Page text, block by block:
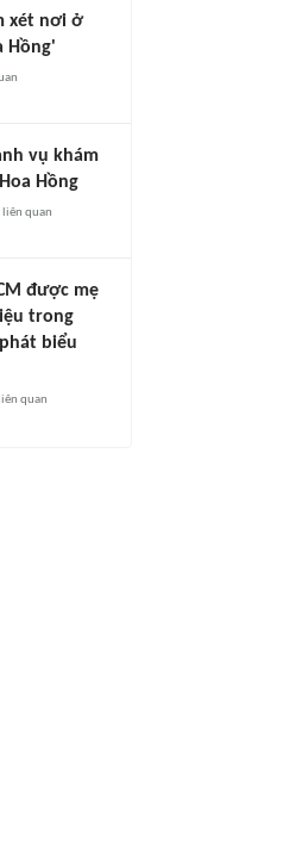
xét nơi ở
Hồng'
vụ khám
Hồng
liên quan
được mẹ
trong
biểu
liên quan